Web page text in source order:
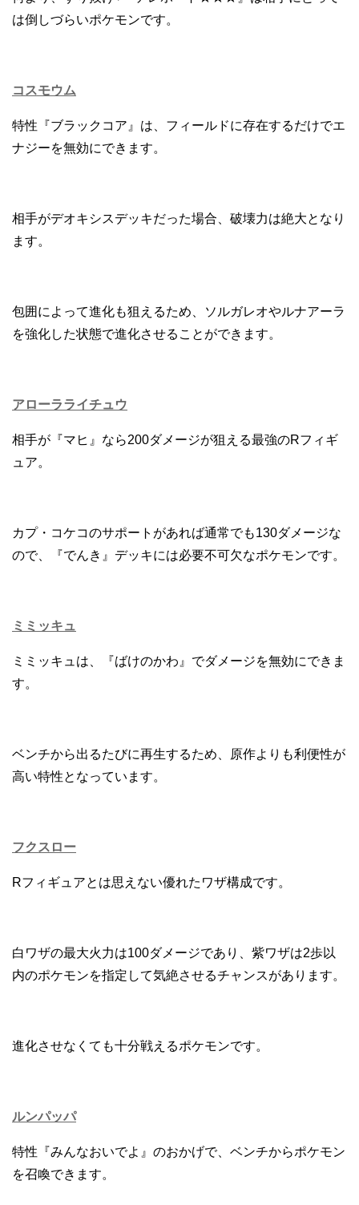
は倒しづらいポケモンです。
コスモウム
特性『ブラックコア』は、フィールドに存在するだけでエ
ナジーを無効にできます。
相手がデオキシスデッキだった場合、破壊力は絶大となり
ます。
包囲によって進化も狙えるため、ソルガレオやルナアーラ
を強化した状態で進化させることができます。
アローラライチュウ
相手が『マヒ』なら200ダメージが狙える最強のRフィギ
ュア。
カプ・コケコのサポートがあれば通常でも130ダメージな
ので、『でんき』デッキには必要不可欠なポケモンです。
ミミッキュ
ミミッキュは、『ばけのかわ』でダメージを無効にできま
す。
ベンチから出るたびに再生するため、原作よりも利便性が
高い特性となっています。
フクスロー
Rフィギュアとは思えない優れたワザ構成です。
白ワザの最大火力は100ダメージであり、紫ワザは2歩以
内のポケモンを指定して気絶させるチャンスがあります。
進化させなくても十分戦えるポケモンです。
ルンパッパ
特性『みんなおいでよ』のおかげで、ベンチからポケモン
を召喚できます。